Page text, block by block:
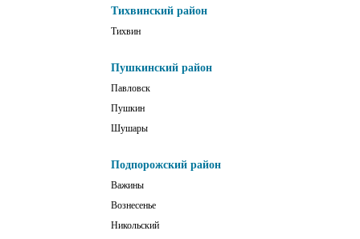
Тихвинский район
Тихвин
Пушкинский район
Павловск
Пушкин
Шушары
Подпорожский район
Важины
Вознесенье
Никольский